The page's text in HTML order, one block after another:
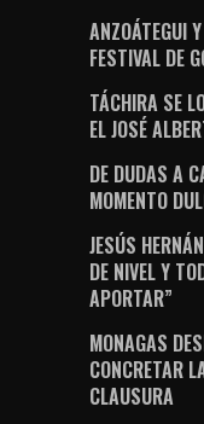
ANZOÁTEGUI
FESTIVAL DE
TÁCHIRA SE
EL JOSÉ
DE DUDAS A
MOMENTO
JESÚS
DE NIVEL Y
APORTAR”
MONAGAS
CONCRETAR
CLAUSURA